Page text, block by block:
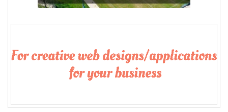
വെടിവെപ്പ്, 9 പേർക്ക് പരിക്ക്